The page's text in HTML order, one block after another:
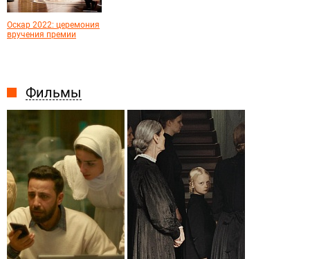
Фильмы
Оскар 2022: церемония
вручения премии